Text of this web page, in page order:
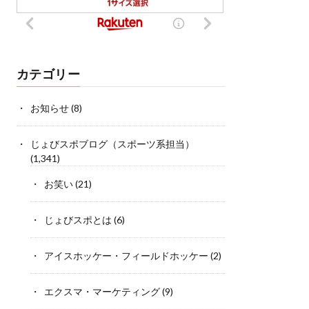
カテゴリー
お知らせ(8)
じょびスポブログ（スポーツ系担当）
(1,341)
お笑い(21)
じょびスポとは (6)
アイスホッケー・フィールドホッケー (2)
エクスマ・マーケティング(9)